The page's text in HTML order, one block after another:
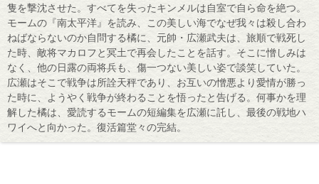
隻を撃沈させた。すべてを失ったキンメルは自室で自ら命を絶つ。
モームの『南太平洋』を読み、この美しい海でなぜ我々は殺し合わ
ねばならないのか自問する橘に、元帥・広瀬武夫は、旅順で戦死し
た時、敵将マカロフと冥土で再会したことを話す。そこに憎しみは
なく、他の日露の両将兵も、傷一つない美しい姿で談笑していた。
広瀬はそこで戦争は所詮天秤であり、お互いの憎悪より愛情が勝っ
た時に、ようやく戦争が終わることを悟ったと告げる。何事かを理
解した橘は、愛読するモームの短編集を広瀬に託し、最後の戦地ハ
ワイへと向かった。復活篇堂々の完結。